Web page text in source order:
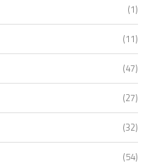
(1)
(11)
(47)
(27)
(32)
(54)